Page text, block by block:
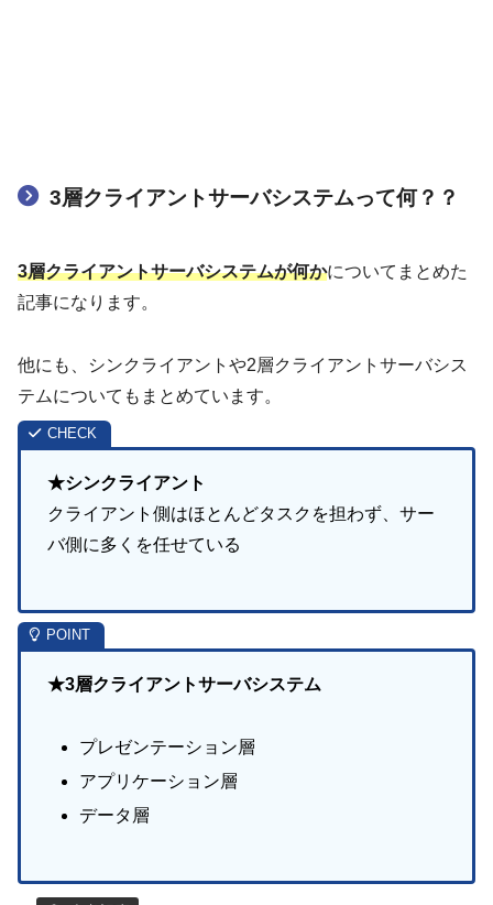
3層クライアントサーバシステムって何？？
3層クライアントサーバシステムが何かについてまとめた
記事になります。
他にも、シンクライアントや2層クライアントサーバシス
テムについてもまとめています。
★シンクライアント
クライアント側はほとんどタスクを担わず、サー
バ側に多くを任せている
★3層クライアントサーバシステム
プレゼンテーション層
アプリケーション層
データ層